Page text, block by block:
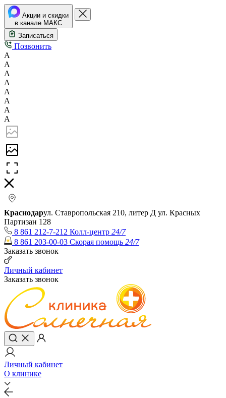
Акции и скидки
в канале МАКС
Записаться
Позвонить
А
А
А
А
А
А
А
А
Краснодарул. Ставропольская 210, литер Д ул. Красных
Партизан 128
8 861 212-7-212 Колл-центр 24/7
8 861 203-00-03 Скорая помощь 24/7
Заказать звонок
Личный кабинет
Заказать звонок
Личный кабинет
О клинике